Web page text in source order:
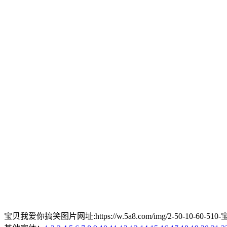
宝贝我爱你搞笑图片网址:https://w.5a8.com/img/2-50-10-60-510-